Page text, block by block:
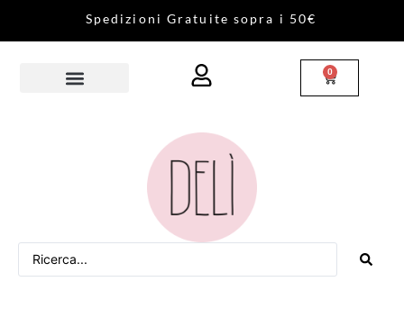
Sped izi on i Gratu ite sopra i 50€
0